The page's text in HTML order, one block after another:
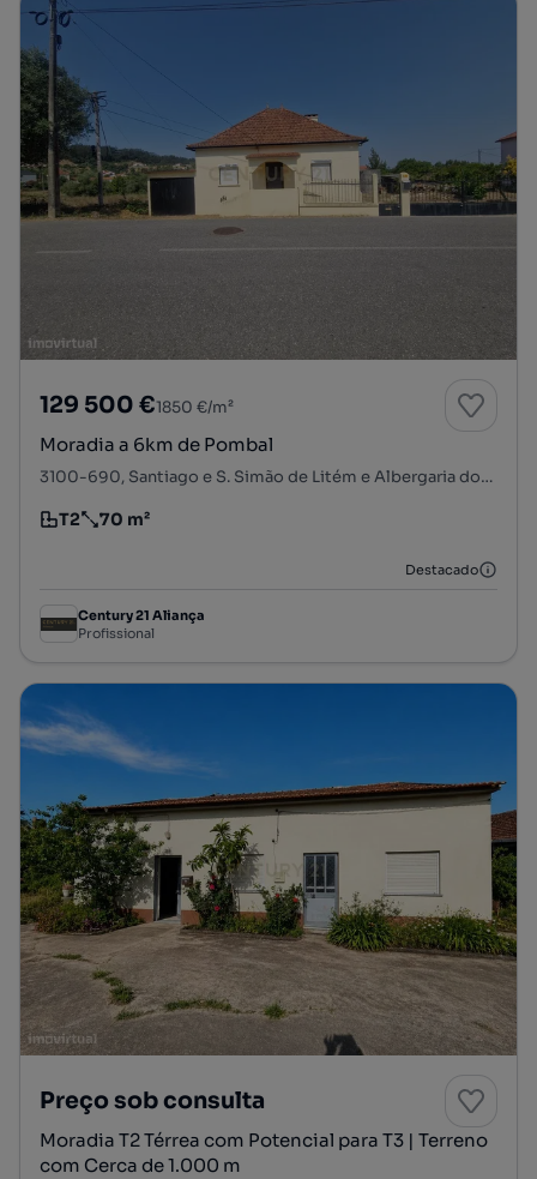
129 500 €1850 €/m²
Moradia a 6km de Pombal
3100-690, Santiago e S. Simão de Litém e Albergaria dos Doze, Pombal, Leiria
Tipologia
T2
Preço por metro quadrado
70 m²
Destacado
Century 21 Aliança
Profissional
Preço sob consulta
Moradia T2 Térrea com Potencial para T3 | Terreno
com Cerca de 1.000 m